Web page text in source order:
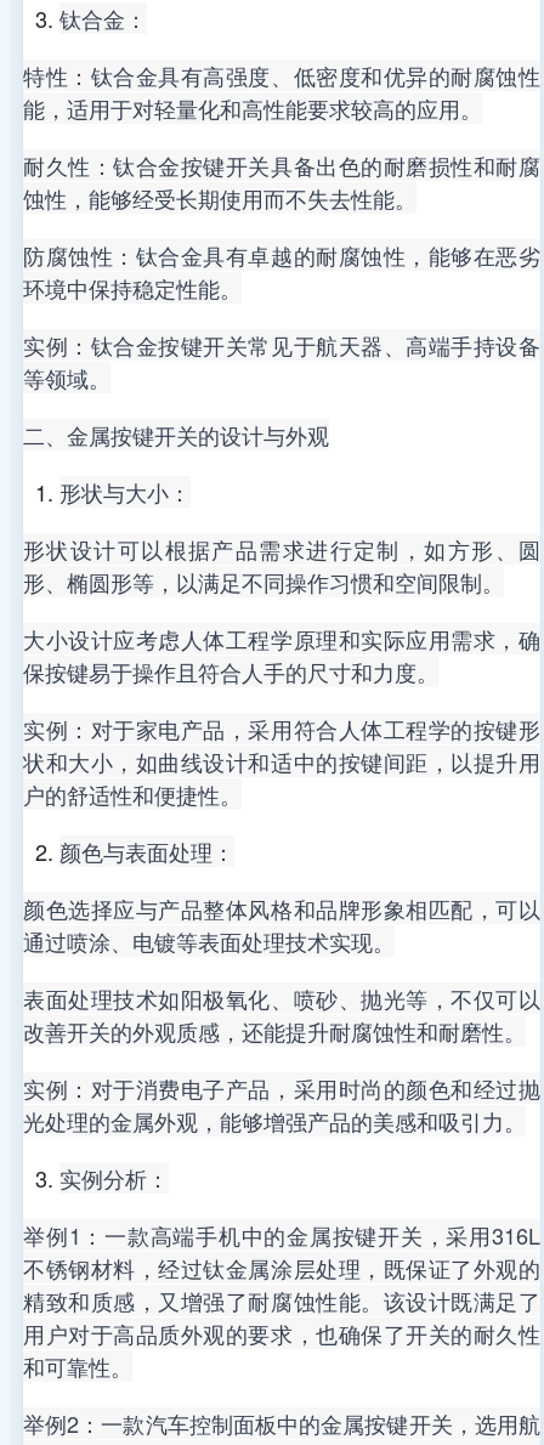
钛合金：
特性：钛合金具有高强度、低密度和优异的耐腐蚀性
能，适用于对轻量化和高性能要求较高的应用。
耐久性：钛合金按键开关具备出色的耐磨损性和耐腐
蚀性，能够经受长期使用而不失去性能。
防腐蚀性：钛合金具有卓越的耐腐蚀性，能够在恶劣
环境中保持稳定性能。
实例：钛合金按键开关常见于航天器、高端手持设备
等领域。
二、金属按键开关的设计与外观
形状与大小：
形状设计可以根据产品需求进行定制，如方形、圆
形、椭圆形等，以满足不同操作习惯和空间限制。
大小设计应考虑人体工程学原理和实际应用需求，确
保按键易于操作且符合人手的尺寸和力度。
实例：对于家电产品，采用符合人体工程学的按键形
状和大小，如曲线设计和适中的按键间距，以提升用
户的舒适性和便捷性。
颜色与表面处理：
颜色选择应与产品整体风格和品牌形象相匹配，可以
通过喷涂、电镀等表面处理技术实现。
表面处理技术如阳极氧化、喷砂、抛光等，不仅可以
改善开关的外观质感，还能提升耐腐蚀性和耐磨性。
实例：对于消费电子产品，采用时尚的颜色和经过抛
光处理的金属外观，能够增强产品的美感和吸引力。
实例分析：
举例1：一款高端手机中的金属按键开关，采用316L
不锈钢材料，经过钛金属涂层处理，既保证了外观的
精致和质感，又增强了耐腐蚀性能。该设计既满足了
用户对于高品质外观的要求，也确保了开关的耐久性
和可靠性。
举例2：一款汽车控制面板中的金属按键开关，选用航